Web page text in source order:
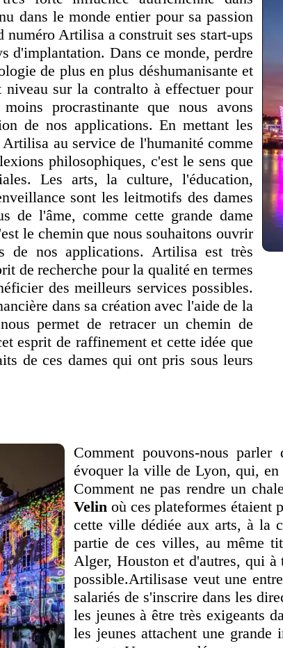
dans le monde entier pour sa passion
numéro Artilisa a construit ses start-ups
d'implantation. Dans ce monde, perdre
de plus en plus déshumanisante et
niveau sur la contralto à effectuer pour
procrastinante que nous avons
de nos applications. En mettant les
au service de l'humanité comme
philosophiques, c'est le sens que
Les arts, la culture, l'éducation,
sont les leitmotifs des dames
de l'âme, comme cette grande dame
le chemin que nous souhaitons ouvrir
de nos applications. Artilisa est très
de recherche pour la qualité en termes
des meilleurs services possibles.
dans sa création avec l'aide de la
permet de retracer un chemin de
esprit de raffinement et cette idée que
de ces dames qui ont pris sous leurs
Comment pouvons-nous
évoquer la ville de Lyon, qui,
Comment ne pas rendre un
Velin où ces plateformes étaient
cette ville dédiée aux arts, à la
partie de ces villes, au même
Alger, Houston et d'autres, qui
possible.Artilisase veut une
salariés de s'inscrire dans les
les jeunes à être très exigeants
les jeunes attachent une grande